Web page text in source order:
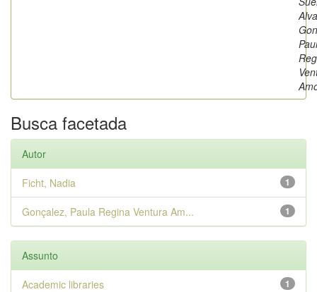
Busca facetada
Autor
1
Ficht, Nadia
1
Gonçalez, Paula Regina Ventura Am...
Assunto
1
Academic libraries